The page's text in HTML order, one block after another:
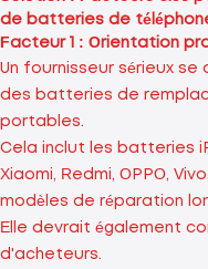
de batteries de
Facteur 1 : Orientation
Un fournisseur sérieux
des batteries de
portables.
Cela inclut les batteries
Xiaomi, Redmi, OPPO,
modèles de réparation
Elle devrait également
d'acheteurs.